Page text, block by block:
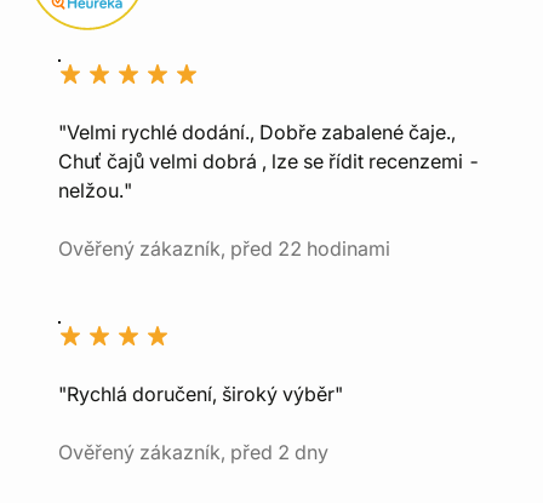
"Velmi rychlé dodání., Dobře zabalené čaje.,
Chuť čajů velmi dobrá , lze se řídit recenzemi -
nelžou."
Ověřený zákazník, před 22 hodinami
"Rychlá doručení, široký výběr"
Ověřený zákazník, před 2 dny